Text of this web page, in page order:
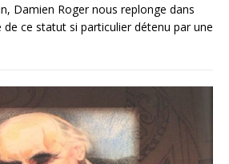
Damien Roger nous replonge dans
de ce statut si particulier détenu par une